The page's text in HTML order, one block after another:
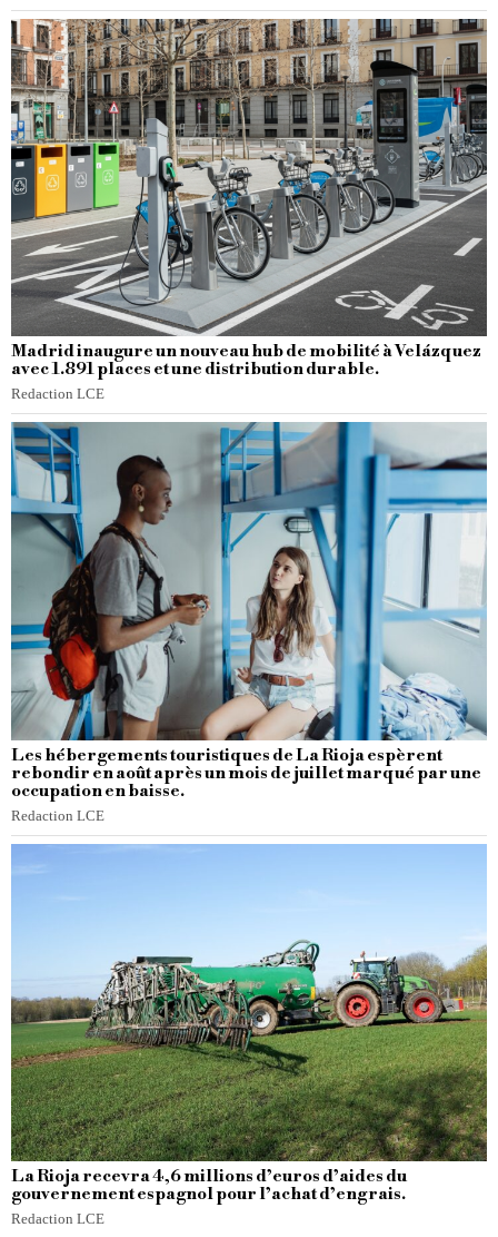
Madrid inaugure un nouveau hub de mobilité à Velázquez
avec 1.891 places et une distribution durable.
Redaction LCE
Les hébergements touristiques de La Rioja espèrent
rebondir en août après un mois de juillet marqué par une
occupation en baisse.
Redaction LCE
La Rioja recevra 4,6 millions d’euros d’aides du
gouvernement espagnol pour l’achat d’engrais.
Redaction LCE